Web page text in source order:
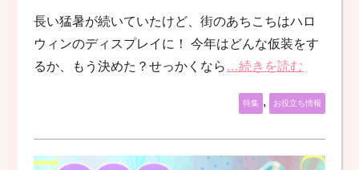
長い猛暑が続いていたけど、街のあちこちはハロ
ウィンのディスプレイに！ 今年はどんな仮装をす
るか、もう決めた？せっかくなら …続きを読む
特集 , お役立ち情報